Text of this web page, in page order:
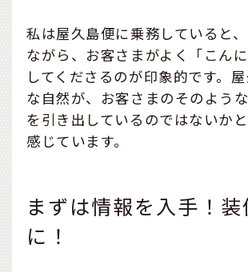
私は屋久島便に乗務していると
ながら、お客さまがよく「こん
してくださるのが印象的です。
な自然が、お客さまのそのよう
を引き出しているのではないか
感じています。
まずは情報を入手！
に！